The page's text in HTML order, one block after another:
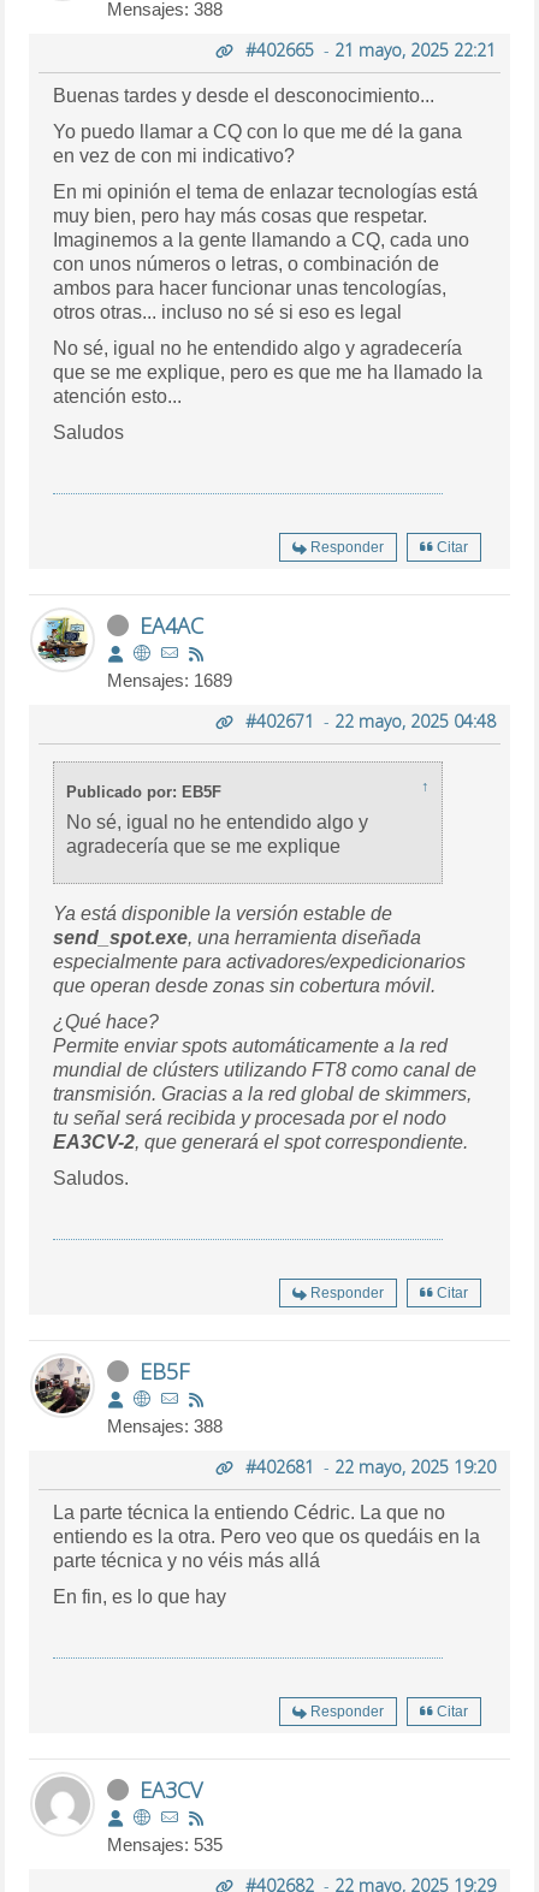
Mensajes: 388
#402665- 21 mayo, 2025 22:21
Buenas tardes y desde el desconocimiento...
Yo puedo llamar a CQ con lo que me dé la gana
en vez de con mi indicativo?
En mi opinión el tema de enlazar tecnologías está
muy bien, pero hay más cosas que respetar.
Imaginemos a la gente llamando a CQ, cada uno
con unos números o letras, o combinación de
ambos para hacer funcionar unas tencologías,
otros otras... incluso no sé si eso es legal
No sé, igual no he entendido algo y agradecería
que se me explique, pero es que me ha llamado la
atención esto...
Saludos
Responder Citar
EA4AC
Mensajes: 1689
#402671 - 22 mayo, 2025 04:48
Publicado por: EB5F ↑
No sé, igual no he entendido algo y
agradecería que se me explique
Ya está disponible la versión estable de
send_spot.exe, una herramienta diseñada
especialmente para activadores/expedicionarios
que operan desde zonas sin cobertura móvil.
¿Qué hace?
Permite enviar spots automáticamente a la red
mundial de clústers utilizando FT8 como canal de
transmisión. Gracias a la red global de skimmers,
tu señal será recibida y procesada por el nodo
EA3CV-2, que generará el spot correspondiente.
Saludos.
Responder Citar
EB5F
Mensajes: 388
#402681 - 22 mayo, 2025 19:20
La parte técnica la entiendo Cédric. La que no
entiendo es la otra. Pero veo que os quedáis en la
parte técnica y no véis más allá
En fin, es lo que hay
Responder Citar
EA3CV
Mensajes: 535
#402682- 22 mayo, 2025 19:29